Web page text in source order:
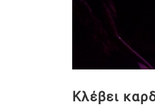
Κλέβει